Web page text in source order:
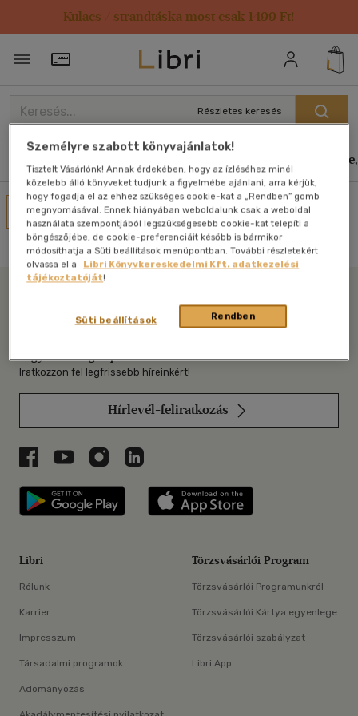
Kulacs / strandtáska most csak 1499 Ft!
Törzsvásárlói Kártya adatai
Részletes keresés
Művei
Nincs találat
Libri
Legyen mindig képben az irodalommal!
Iratkozzon fel legfrissebb híreinkért!
Hírlevél-feliratkozás
Libri a Facebookon
Libri a Youtube-on
Libri az Instagramon
Libri a LinkedInen
Libri applikáció Szerezd meg: Google
Libri
Rólunk
Karrier
Impresszum
Társadalmi programok
Adományozás
Törzsvásárlói Program
Törzsvásárlói Programunkról
Törzsvásárlói Kártya egyenlege
Törzsvásárlói szabályzat
Libri App
Személyre szabott könyvajánlatok!
Tisztelt Vásárlónk! Annak érdekében, hogy az ízléséhez minél
közelebb álló könyveket tudjunk a figyelmébe ajánlani, arra kérjük,
hogy fogadja el az ehhez szükséges cookie-kat a „Rendben” gomb
megnyomásával. Ennek hiányában weboldalunk csak a weboldal
használata szempontjából legszükségesebb cookie-kat telepíti a
böngészőjébe, de cookie-preferenciáit később is bármikor
módosíthatja a Süti beállítások menüpontban. További részletekért
olvassa el a
Libri Könyvkereskedelmi Kft. adatkezelési
tájékoztatóját!
Rendben
Süti beállítások